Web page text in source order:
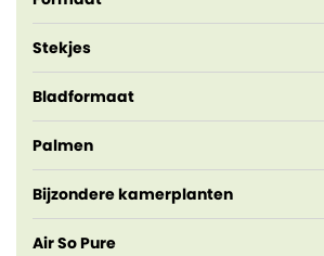
Stekjes
Bladformaat
Palmen
Bijzondere kamerplanten
Air So Pure